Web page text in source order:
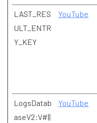
LAST_RES
ULT_ENTR
Y_KEY
YouTube
LogsDatab
aseV2:V#||
YouTube